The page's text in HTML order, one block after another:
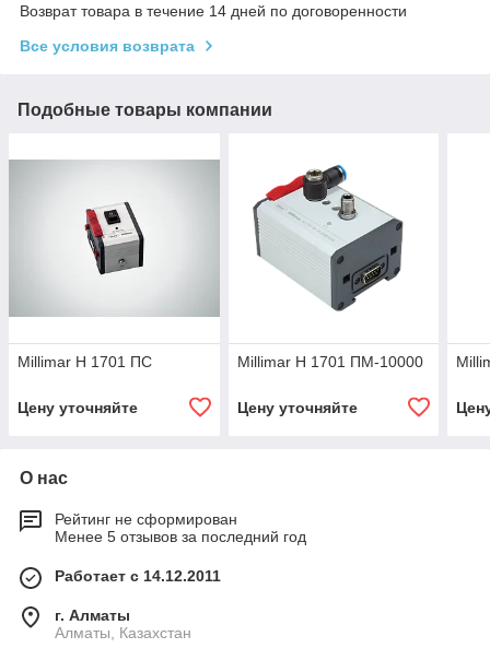
Возврат товара в течение 14 дней по договоренности
Все условия возврата
Подобные товары компании
Millimar Н 1701 ПС
Цену уточняйте
Millimar Н 1701 ПМ-10000
Цену уточняйте
О нас
Рейтинг не сформирован
Менее 5 отзывов за последний год
Работает с 14.12.2011
г. Алматы
Алматы, Казахстан